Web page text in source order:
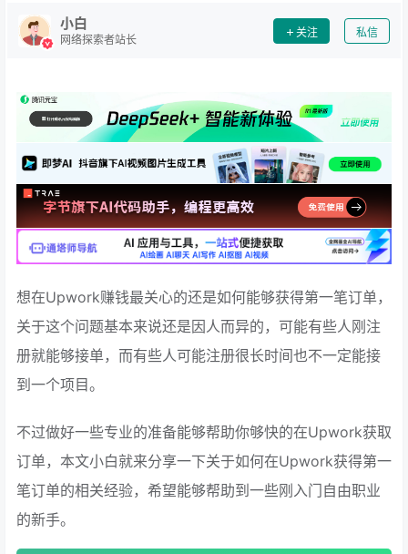
小白
网络探索者站长
关注 私信
想在Upwork赚钱最关心的还是如何能够获得第一笔订单，
关于这个问题基本来说还是因人而异的，可能有些人刚注
册就能够接单，而有些人可能注册很长时间也不一定能接
到一个项目。
不过做好一些专业的准备能够帮助你够快的在Upwork获取
订单，本文小白就来分享一下关于如何在Upwork获得第一
笔订单的相关经验，希望能够帮助到一些刚入门自由职业
的新手。